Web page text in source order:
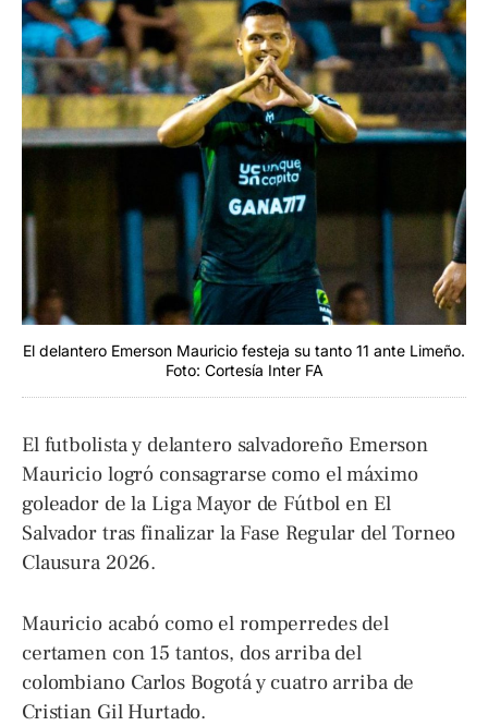
El delantero Emerson Mauricio festeja su tanto 11 ante Limeño.
Foto: Cortesía Inter FA
El futbolista y delantero salvadoreño Emerson
Mauricio logró consagrarse como el máximo
goleador de la Liga Mayor de Fútbol en El
Salvador tras finalizar la Fase Regular del Torneo
Clausura 2026.
Mauricio acabó como el romperredes del
certamen con 15 tantos, dos arriba del
colombiano Carlos Bogotá y cuatro arriba de
Cristian Gil Hurtado.